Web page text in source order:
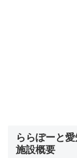
ららぽーと
施設概要